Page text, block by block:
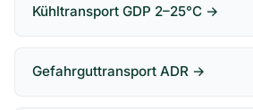
Kühltransport GDP 2–25°C →
Gefahrguttransport ADR →